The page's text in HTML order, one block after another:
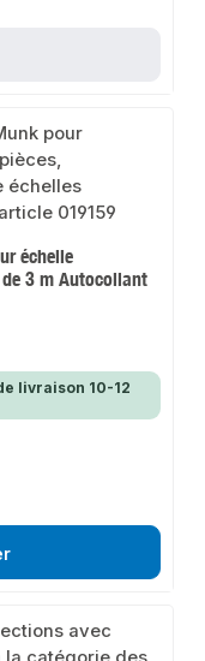
échelle
3 m Autocollant
livraison 10-12